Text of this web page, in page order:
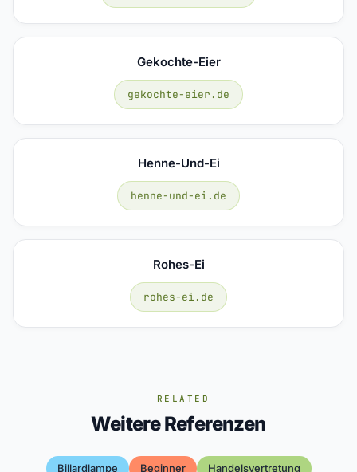
Gekochte-Eier
gekochte-eier.de
Henne-Und-Ei
henne-und-ei.de
Rohes-Ei
rohes-ei.de
RELATED
Weitere Referenzen
Billardlampe Beginner Handelsvertretung